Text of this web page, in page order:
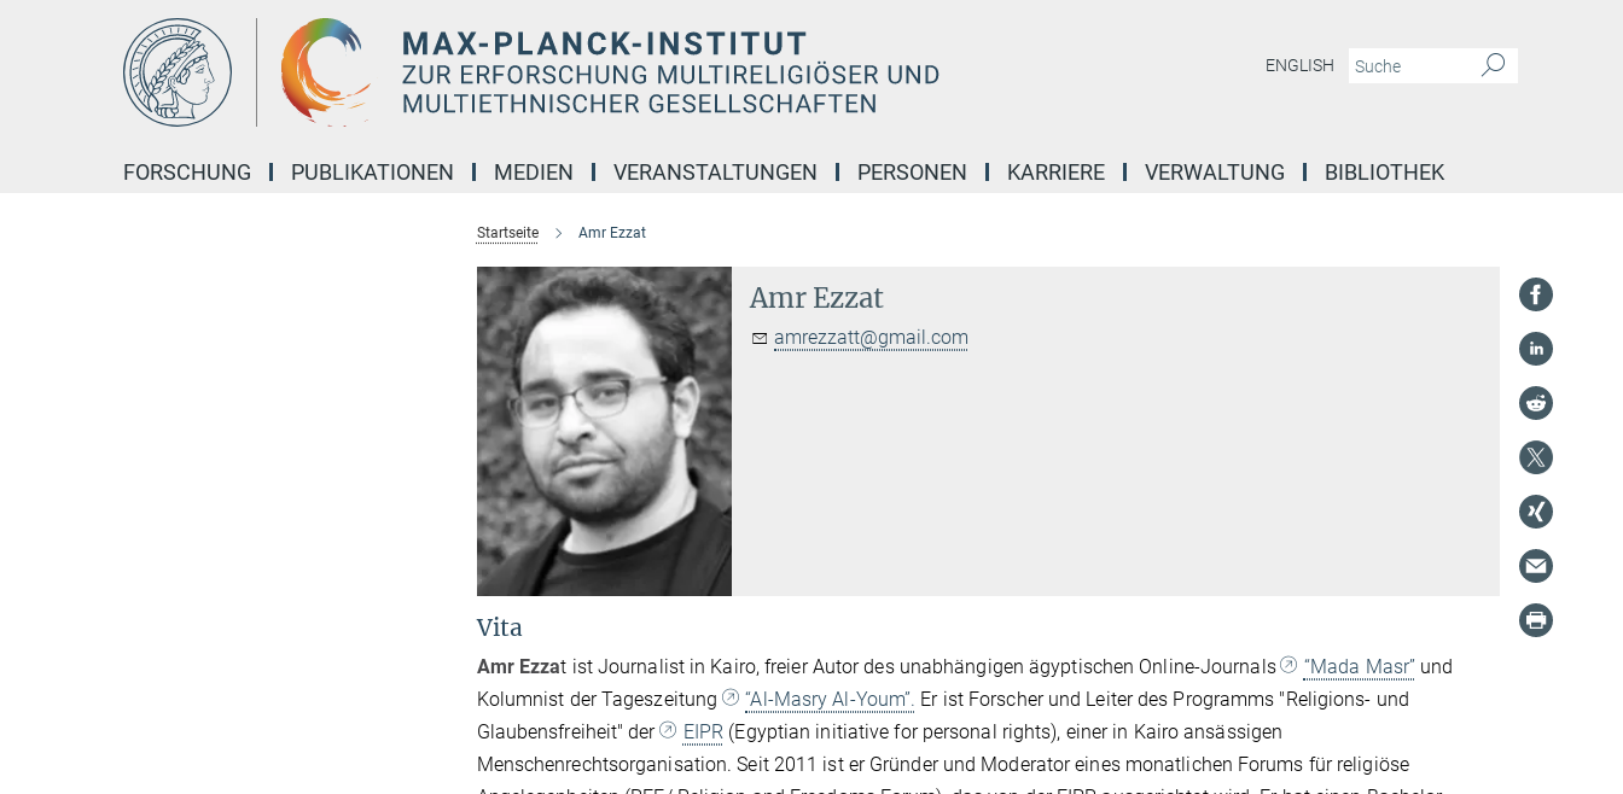
ENGLISH
FORSCHUNG PUBLIKATIONEN MEDIEN VERANSTALTUNGEN PERSONEN KARRIERE VERWALTUNG BIBLIOTHEK
Startseite Amr Ezzat
Amr Ezzat
amrezzatt@gmail.com
Vita
Amr Ezzat ist Journalist in Kairo, freier Autor des unabhängigen ägyptischen Online-Journals “Mada Masr” und
Kolumnist der Tageszeitung
“Al-Masry Al-Youm”. Er ist Forscher und Leiter des Programms "Religions- und
Glaubensfreiheit" der
EIPR (Egyptian initiative for personal rights), einer in Kairo ansässigen
Menschenrechtsorganisation. Seit 2011 ist er Gründer und Moderator eines monatlichen Forums für religiöse